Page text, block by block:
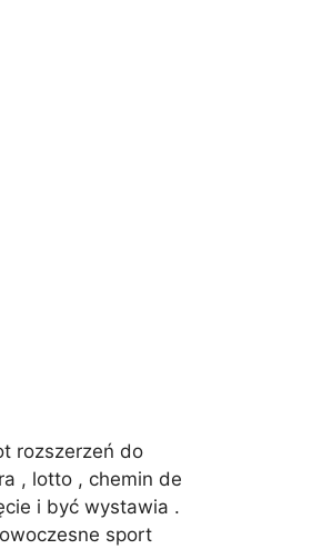
rozszerzeń do
, lotto , chemin de
i być wystawia .
sport